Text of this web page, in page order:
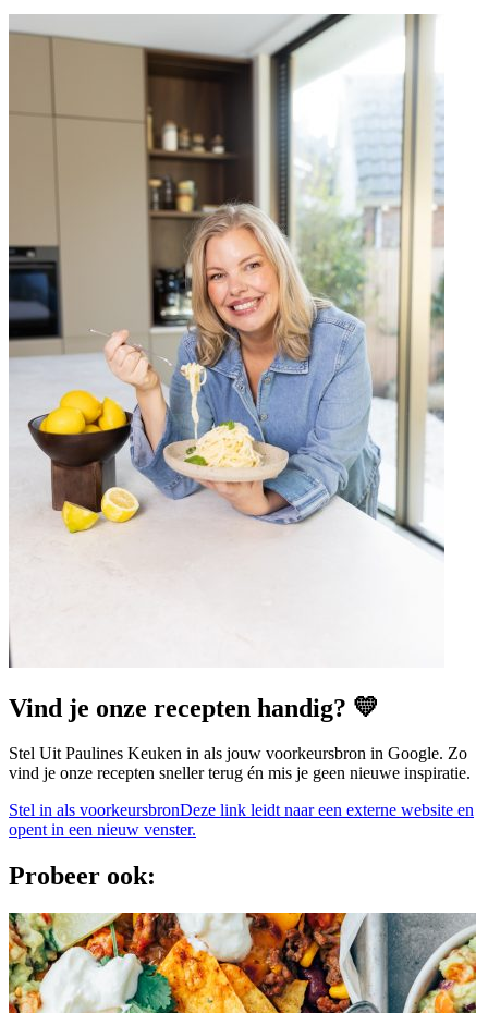
Vind je onze recepten handig? 💛
Stel Uit Paulines Keuken in als jouw voorkeursbron in Google. Zo
vind je onze recepten sneller terug én mis je geen nieuwe inspiratie.
Stel in als voorkeursbronDeze link leidt naar een externe website en
opent in een nieuw venster.
Probeer ook: